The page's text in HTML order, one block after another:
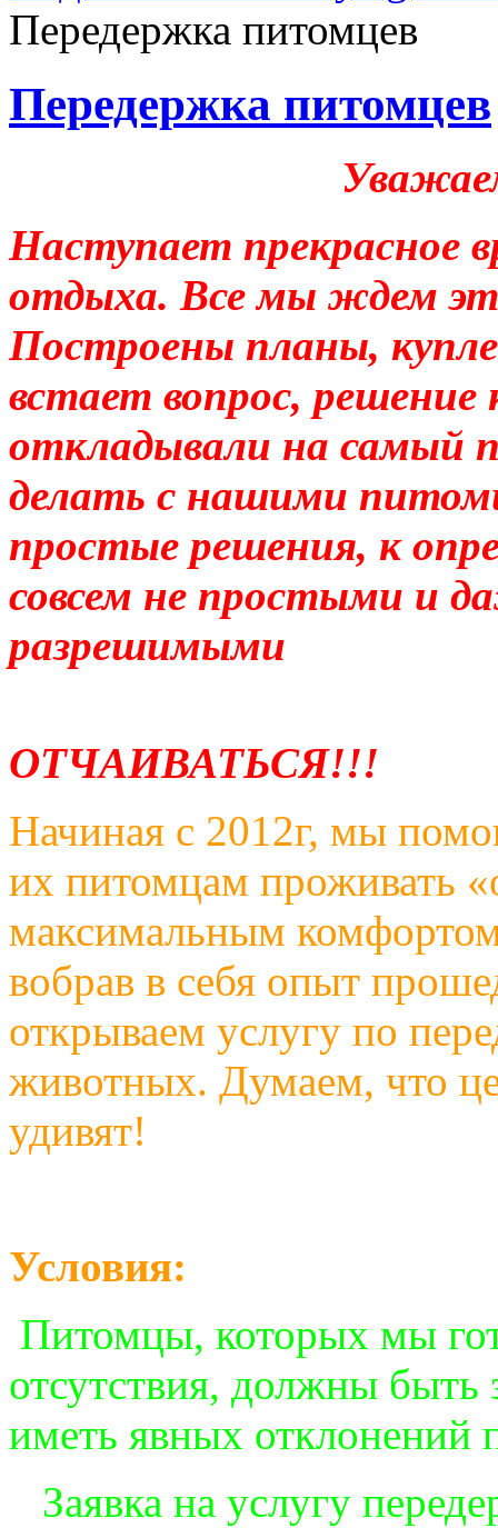
Передержка питомцев
Передержка питомцев
Наступает прекрасное
отдыха. Все мы ждем
Построены планы,
встает вопрос,
откладывали на самый
делать с нашими
простые решения, к
совсем не простыми и
ОТЧАИВАТЬСЯ!!!
Начиная с 2012г, мы
их питомцам проживать
максимальным
вобрав в себя опыт
открываем услугу по
животных. Думаем, что
удивят!
Условия:
Питомцы, которых мы
отсутствия, должны
иметь явных отклонений
Заявка на услугу